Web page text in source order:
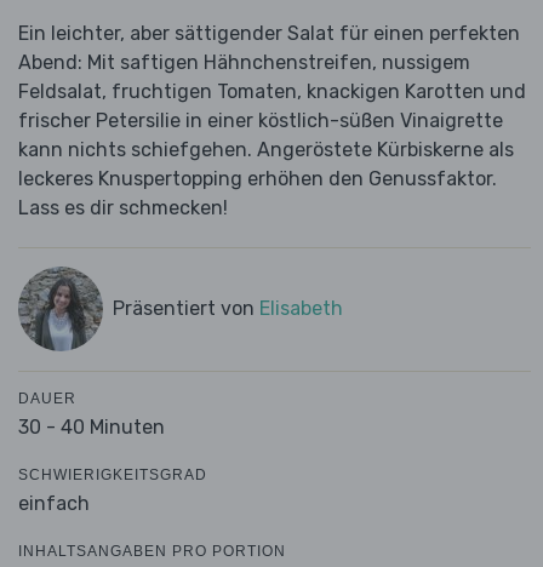
Ein leichter, aber sättigender Salat für einen perfekten
Abend: Mit saftigen Hähnchenstreifen, nussigem
Feldsalat, fruchtigen Tomaten, knackigen Karotten und
frischer Petersilie in einer köstlich-süßen Vinaigrette
kann nichts schiefgehen. Angeröstete Kürbiskerne als
leckeres Knuspertopping erhöhen den Genussfaktor.
Lass es dir schmecken!
Präsentiert von Elisabeth
DAUER
30 - 40 Minuten
SCHWIERIGKEITSGRAD
einfach
INHALTSANGABEN PRO PORTION